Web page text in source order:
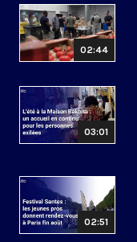
02:44
03:01
02:51